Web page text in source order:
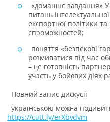
«домашнє завдання»
питань
експортної політики
спроможностей;
поняття «безпекові
розмиватися під час
– це готовність
участь у бойових діях
Повний запис дискусії
українською можна
https://cutt.ly/erXbvdvm